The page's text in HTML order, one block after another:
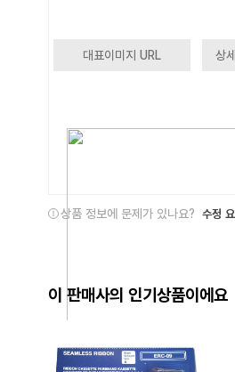
대표이미지 URL 상
상품 정보에 문제가 있나요? 수정
이 판매사의 인기상품이에요